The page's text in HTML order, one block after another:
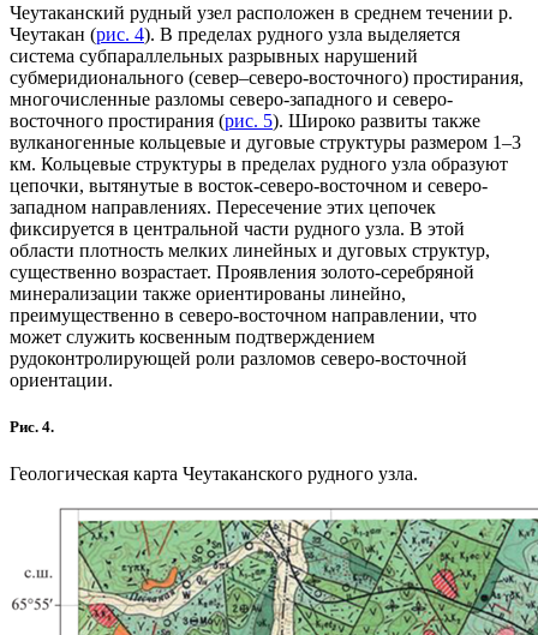
Чеутаканский рудный узел расположен в среднем течении р.
Чеутакан (рис. 4). В пределах рудного узла выделяется
система субпараллельных разрывных нарушений
субмеридионального (север–северо-восточного) простирания,
многочисленные разломы северо-западного и северо-
восточного простирания (рис. 5). Широко развиты также
вулканогенные кольцевые и дуговые структуры размером 1–3
км. Кольцевые структуры в пределах рудного узла образуют
цепочки, вытянутые в восток-северо-восточном и северо-
западном направлениях. Пересечение этих цепочек
фиксируется в центральной части рудного узла. В этой
области плотность мелких линейных и дуговых структур,
существенно возрастает. Проявления золото-серебряной
минерализации также ориентированы линейно,
преимущественно в северо-восточном направлении, что
может служить косвенным подтверждением
рудоконтролирующей роли разломов северо-восточной
ориентации.
Рис. 4.
Геологическая карта Чеутаканского рудного узла.